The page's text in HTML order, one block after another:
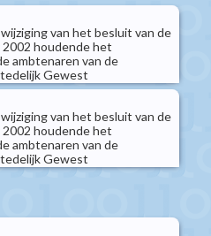
van het besluit van de
houdende het
ambtenaren van de
Gewest
van het besluit van de
houdende het
ambtenaren van de
Gewest